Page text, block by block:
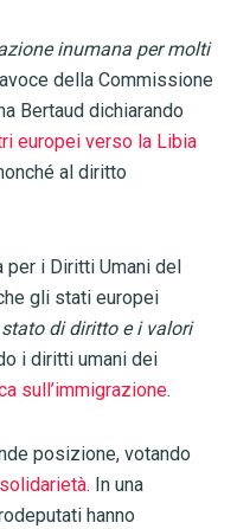
inumana per molti
della Commissione
Bertaud dichiarando
europei verso la Libia
al diritto
per i Diritti Umani del
gli stati europei
di diritto e i valori
i diritti umani dei
sull’immigrazione.
posizione, votando
. In una
hanno